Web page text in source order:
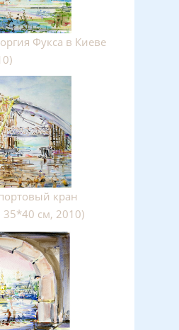
Фукса в Киеве
кран
35*40 см, 2010)